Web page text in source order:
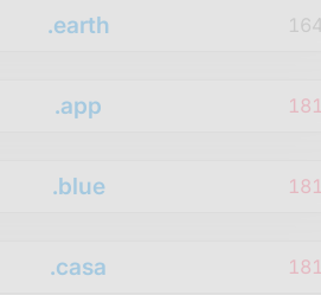
.earth
.app
.blue
.casa